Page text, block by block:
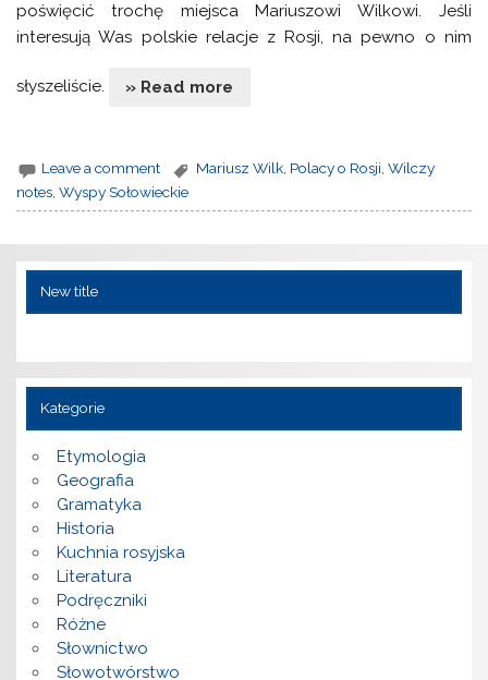
poświęcić trochę miejsca Mariuszowi Wilkowi. Jeśli
interesują Was polskie relacje z Rosji, na pewno o nim
słyszeliście. » Read more
Leave a comment Mariusz Wilk Polacy o Rosji ,Wilczy
notes ,Wyspy Sołowieckie
New title
Kategorie
Etymologia
Geografia
Gramatyka
Historia
Kuchnia rosyjska
Literatura
Podręczniki
Różne
Słownictwo
Słowotwórstwo